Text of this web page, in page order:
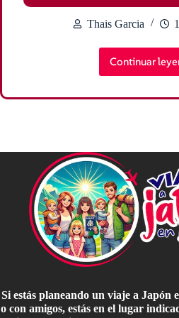
Thais Garcia
Continuar Ver
en
Si estás planeando un viaje a Japón
o con amigos, estás en el lugar